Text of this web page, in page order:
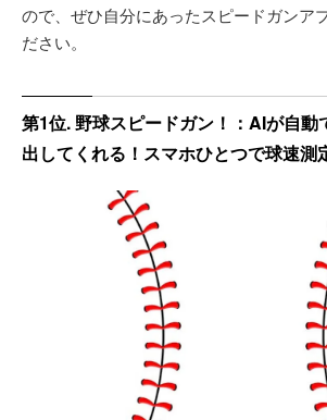
ので、ぜひ自分にあったスピードガンア
ださい。
第1位. 野球スピードガン！：AIが自動
出してくれる！スマホひとつで球速測